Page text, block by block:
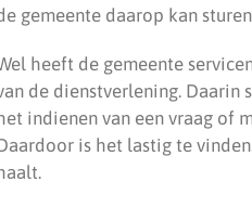
gemeente daarop kan
heeft de gemeente
de dienstverlening.
indienen van een vraag of
is het lastig te